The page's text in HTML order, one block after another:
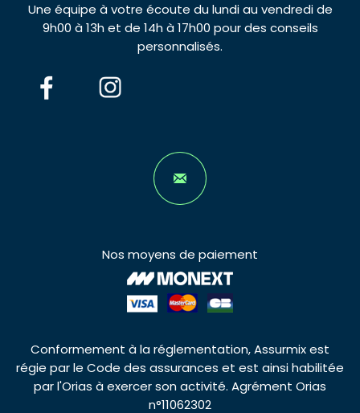
Une équipe à votre écoute du lundi au vendredi de
9h00 à 13h et de 14h à 17h00 pour des conseils
personnalisés.
Nos moyens de paiement
Conformement à la réglementation, Assurmix est
régie par le Code des assurances et est ainsi habilitée
par l'Orias à exercer son activité. Agrément Orias
n°11062302